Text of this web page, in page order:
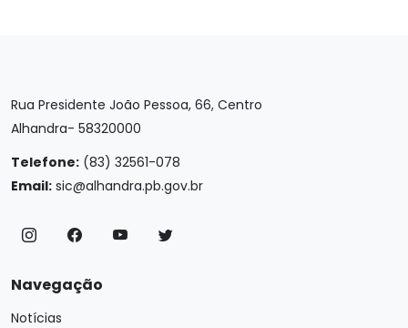
Rua Presidente João Pessoa, 66, Centro
Alhandra- 58320000
Telefone: (83) 32561-078
Email: sic@alhandra.pb.gov.br
Navegação
Notícias